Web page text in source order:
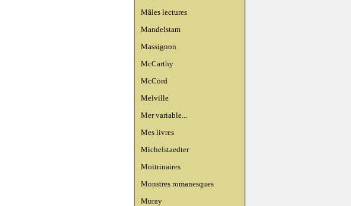
Mâles lectures
Mandelstam
Massignon
McCarthy
McCord
Melville
Mer variable...
Mes livres
Michelstaedter
Moitrinaires
Monstres romanesques
Muray